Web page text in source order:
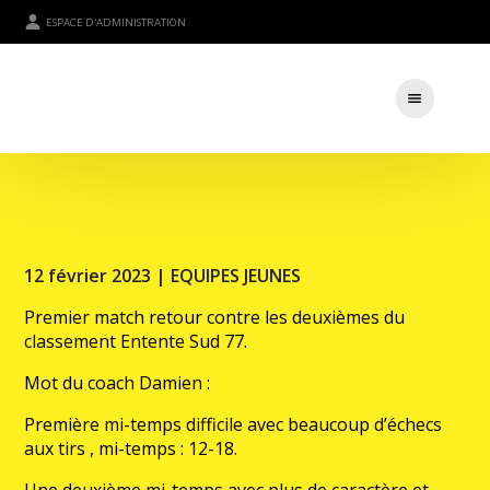
ESPACE D'ADMINISTRATION
12 février 2023 | EQUIPES JEUNES
Premier match retour contre les deuxièmes du
classement Entente Sud 77.
Mot du coach Damien :
Première mi-temps difficile avec beaucoup d’échecs
aux tirs , mi-temps : 12-18.